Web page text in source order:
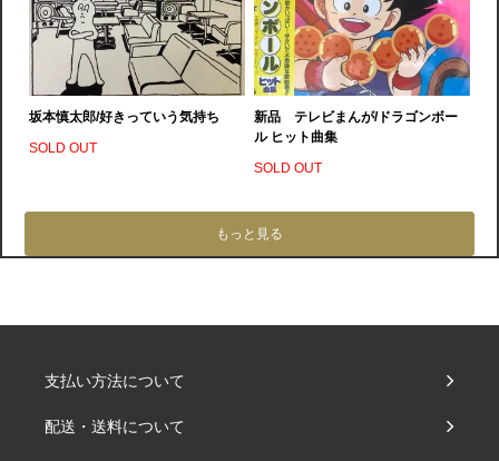
坂本慎太郎/好きっていう気持ち
SOLD OUT
新品 テレビまんが/ドラゴンボー
ル ヒット曲集
SOLD OUT
もっと見る
支払い方法について
配送・送料について